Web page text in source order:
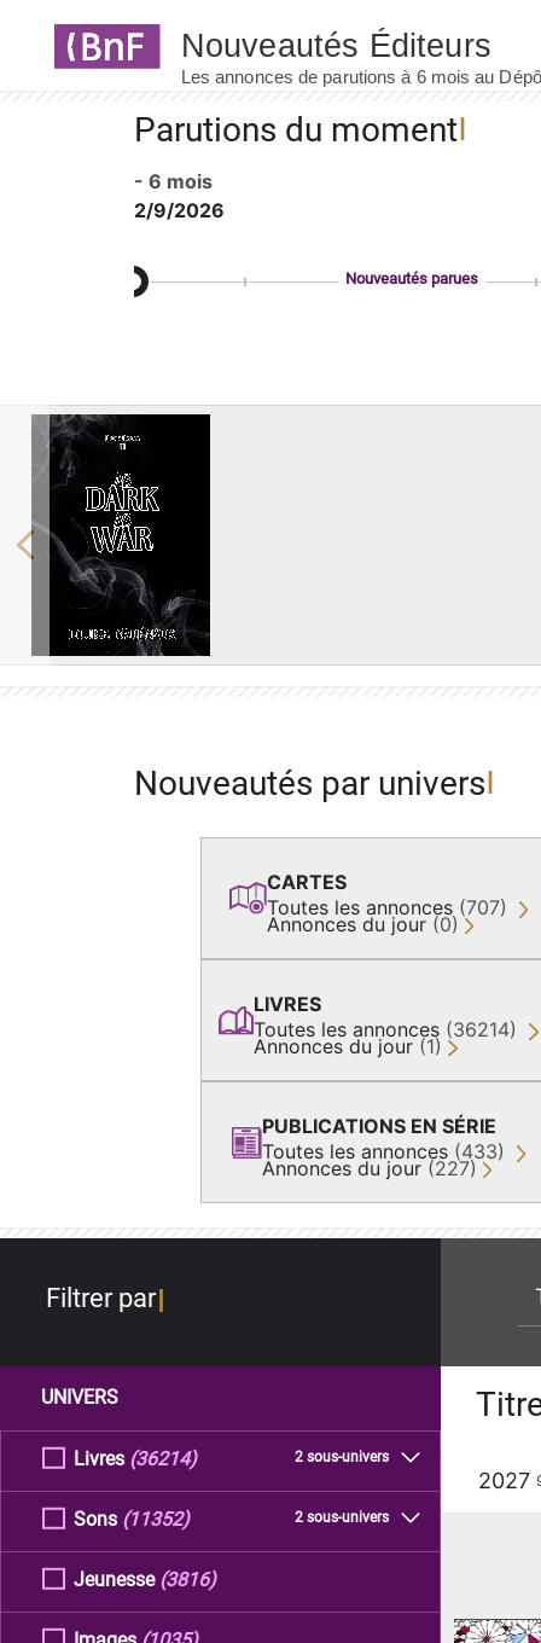
Parutions du moment
- 6 mois
2/9/2026
Nouveautés parues
Previous
Nouveautés par univers
CARTES
Toutes les annonces (707)
Annonces du jour (0)
LIVRES
Toutes les annonces (36214)
Annonces du jour (1)
PUBLICATIONS EN SÉRIE
Toutes les annonces (433)
Annonces du jour (227)
Filtrer par
UNIVERS
Livres 2 sous-univers
(36214)
Sons 2 sous-univers
(11352)
Jeunesse (3816)
2027